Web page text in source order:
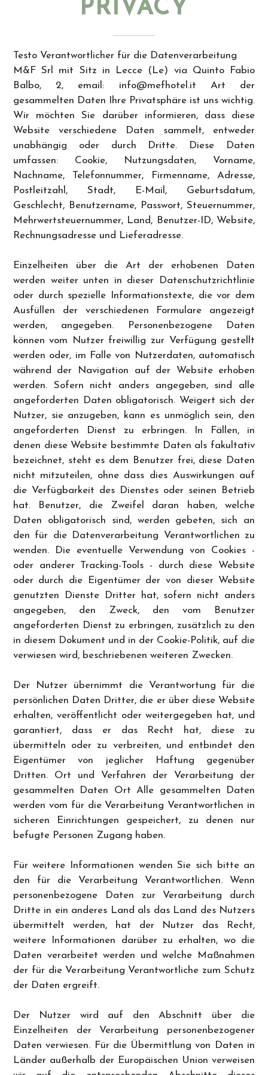
PRIVACY
Testo Verantwortlicher für die Datenverarbeitung
M&F Srl mit Sitz in Lecce (Le) via Quinto Fabio
Balbo, 2, email: info@mefhotel.it Art der
gesammelten Daten Ihre Privatsphäre ist uns wichtig.
Wir möchten Sie darüber informieren, dass diese
Website verschiedene Daten sammelt, entweder
unabhängig oder durch Dritte. Diese Daten
umfassen: Cookie, Nutzungsdaten, Vorname,
Nachname, Telefonnummer, Firmenname, Adresse,
Postleitzahl, Stadt, E-Mail, Geburtsdatum,
Geschlecht, Benutzername, Passwort, Steuernummer,
Mehrwertsteuernummer, Land, Benutzer-ID, Website,
Rechnungsadresse und Lieferadresse.
Einzelheiten über die Art der erhobenen Daten
werden weiter unten in dieser Datenschutzrichtlinie
oder durch spezielle Informationstexte, die vor dem
Ausfüllen der verschiedenen Formulare angezeigt
werden, angegeben. Personenbezogene Daten
können vom Nutzer freiwillig zur Verfügung gestellt
werden oder, im Falle von Nutzerdaten, automatisch
während der Navigation auf der Website erhoben
werden. Sofern nicht anders angegeben, sind alle
angeforderten Daten obligatorisch. Weigert sich der
Nutzer, sie anzugeben, kann es unmöglich sein, den
angeforderten Dienst zu erbringen. In Fällen, in
denen diese Website bestimmte Daten als fakultativ
bezeichnet, steht es dem Benutzer frei, diese Daten
nicht mitzuteilen, ohne dass dies Auswirkungen auf
die Verfügbarkeit des Dienstes oder seinen Betrieb
hat. Benutzer, die Zweifel daran haben, welche
Daten obligatorisch sind, werden gebeten, sich an
den für die Datenverarbeitung Verantwortlichen zu
wenden. Die eventuelle Verwendung von Cookies -
oder anderer Tracking-Tools - durch diese Website
oder durch die Eigentümer der von dieser Website
genutzten Dienste Dritter hat, sofern nicht anders
angegeben, den Zweck, den vom Benutzer
angeforderten Dienst zu erbringen, zusätzlich zu den
in diesem Dokument und in der Cookie-Politik, auf die
verwiesen wird, beschriebenen weiteren Zwecken.
Der Nutzer übernimmt die Verantwortung für die
persönlichen Daten Dritter, die er über diese Website
erhalten, veröffentlicht oder weitergegeben hat, und
garantiert, dass er das Recht hat, diese zu
übermitteln oder zu verbreiten, und entbindet den
Eigentümer von jeglicher Haftung gegenüber
Dritten. Ort und Verfahren der Verarbeitung der
gesammelten Daten Ort Alle gesammelten Daten
werden vom für die Verarbeitung Verantwortlichen in
sicheren Einrichtungen gespeichert, zu denen nur
befugte Personen Zugang haben.
Für weitere Informationen wenden Sie sich bitte an
den für die Verarbeitung Verantwortlichen. Wenn
personenbezogene Daten zur Verarbeitung durch
Dritte in ein anderes Land als das Land des Nutzers
übermittelt werden, hat der Nutzer das Recht,
weitere Informationen darüber zu erhalten, wo die
Daten verarbeitet werden und welche Maßnahmen
der für die Verarbeitung Verantwortliche zum Schutz
der Daten ergreift.
Der Nutzer wird auf den Abschnitt über die
Einzelheiten der Verarbeitung personenbezogener
Daten verwiesen. Für die Übermittlung von Daten in
Länder außerhalb der Europäischen Union verweisen